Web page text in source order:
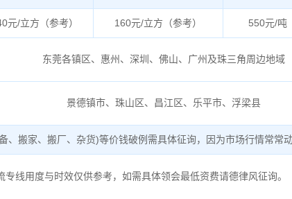
元/立方（参考） 160元/立方（参考） 550元/吨
东莞各镇区、惠州、深圳、佛山、广州及珠三角周边地域
景德镇市、珠山区、昌江区、乐平市、浮梁县
、搬家、搬厂、杂货)等价钱破例需具体征询，因为市场行情常常
线用度与时效仅供参考，如需具体领会最低资费请德律风征询。